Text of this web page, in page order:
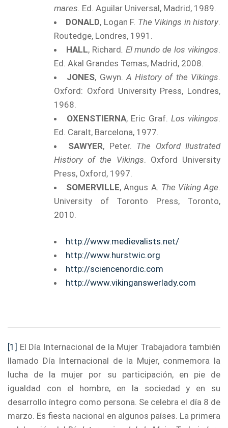
mares . Ed. Aguilar Universal, Madrid, 1989.
DONALD, Logan F. The Vikings in history
Routedge, Londres, 1991.
HALL, Richard. El mundo de los vikingos
Ed. Akal Grandes Temas, Madrid, 2008.
JONES, Gwyn. A History of the Vikings
Oxford: Oxford University Press, Londres,
1968.
OXENSTIERNA, Eric Graf. Los vikingos
Ed. Caralt, Barcelona, 1977.
SAWYER, Peter. The Oxford Ilustrated
Histiory of the Vikings . Oxford University
Press, Oxford, 1997.
SOMERVILLE, Angus A. The Viking Age
University of Toronto Press, Toronto,
2010.
http://www.medievalists.net/
http://www.hurstwic.org
http://sciencenordic.com
http://www.vikinganswerlady.com
[1] El Día Internacional de la Mujer Trabajadora también
llamado Día Internacional de la Mujer, conmemora la
lucha de la mujer por su participación, en pie de
igualdad con el hombre, en la sociedad y en su
desarrollo íntegro como persona. Se celebra el día 8 de
marzo. Es fiesta nacional en algunos países. La primera